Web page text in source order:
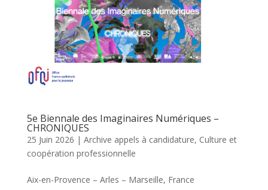
5e Biennale des Imaginaires Numériques –
CHRONIQUES
25 Juin 2026 | Archive appels à candidature, Culture et
coopération professionnelle
Aix-en-Provence – Arles – Marseille, France